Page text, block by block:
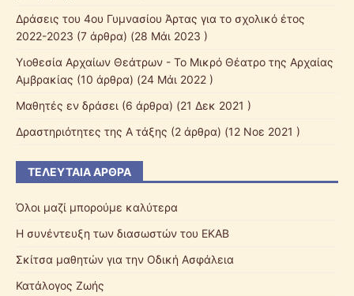
Δράσεις του 4ου Γυμνασίου Άρτας για το σχολικό έτος
2022-2023 (7 άρθρα) (28 Μάι 2023 )
Υιοθεσία Αρχαίων Θεάτρων - Το Μικρό Θέατρο της Αρχαίας
Αμβρακίας (10 άρθρα) (24 Μάι 2022 )
Μαθητές εν δράσει (6 άρθρα) (21 Δεκ 2021 )
Δραστηριότητες της Α τάξης (2 άρθρα) (12 Νοε 2021 )
ΤΕΛΕΥΤΑΊΑ ΆΡΘΡΑ
Όλοι μαζί μπορούμε καλύτερα
Η συνέντευξη των διασωστών του ΕΚΑΒ
Σκίτσα μαθητών για την Οδική Ασφάλεια
Κατάλογος Ζωής